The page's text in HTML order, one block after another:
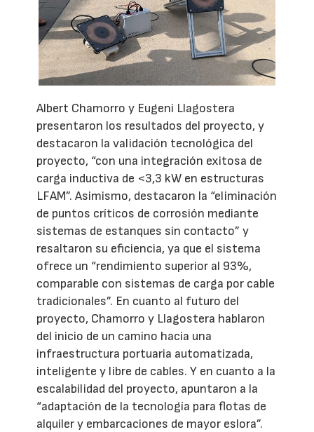
Albert Chamorro y Eugeni Llagostera
presentaron los resultados del proyecto, y
destacaron la validación tecnológica del
proyecto, “con una integración exitosa de
carga inductiva de <3,3 kW en estructuras
LFAM”. Asimismo, destacaron la “eliminación
de puntos críticos de corrosión mediante
sistemas de estanques sin contacto” y
resaltaron su eficiencia, ya que el sistema
ofrece un “rendimiento superior al 93%,
comparable con sistemas de carga por cable
tradicionales”. En cuanto al futuro del
proyecto, Chamorro y Llagostera hablaron
del inicio de un camino hacia una
infraestructura portuaria automatizada,
inteligente y libre de cables. Y en cuanto a la
escalabilidad del proyecto, apuntaron a la
“adaptación de la tecnología para flotas de
alquiler y embarcaciones de mayor eslora”.